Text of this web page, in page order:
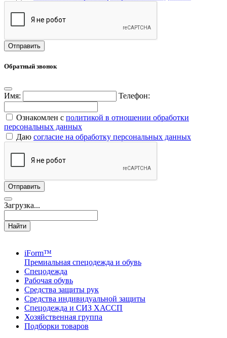
Обратный звонок
Имя: Телефон:
Ознакомлен с политикой в отношении обработки
персональных данных
Даю согласие на обработку персональных данных
Загрузка...
Найти
iForm™
Премиальная спецодежда и обувь
Спецодежда
Рабочая обувь
Средства защиты рук
Средства индивидуальной защиты
Спецодежда и СИЗ ХАССП
Хозяйственная группа
Подборки товаров